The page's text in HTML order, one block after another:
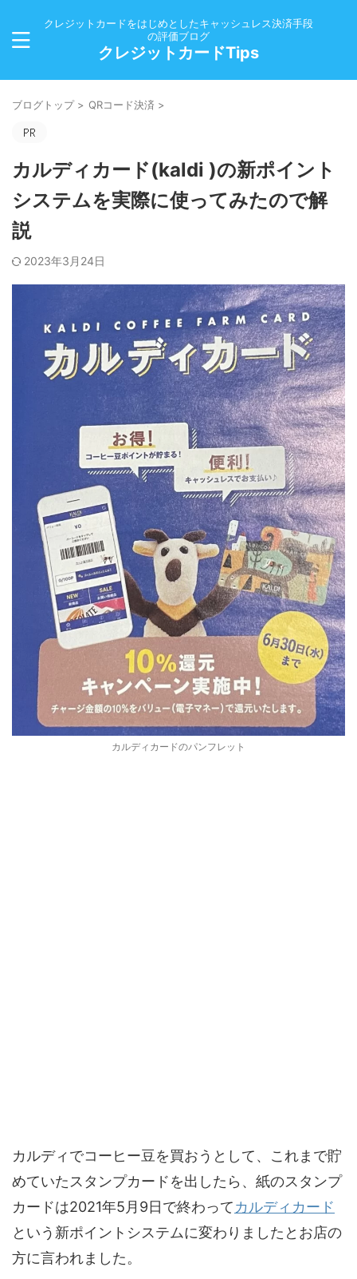
クレジットカードをはじめとしたキャッシュレス決済手段
の評価ブログ
クレジットカードTips
ブログトップ > QRコード決済 >
カルディカード(kaldi )の新ポイント
システムを実際に使ってみたので解
説
2023年3月24日
カルディカードのパンフレット
カルディでコーヒー豆を買おうとして、これまで貯
めていたスタンプカードを出したら、紙のスタンプ
カードは2021年5月9日で終わってカルディカード
という新ポイントシステムに変わりましたとお店の
方に言われました。